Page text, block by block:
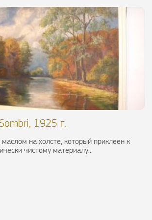
1925 г.
на холсте, который приклеен к
чистому материалу...